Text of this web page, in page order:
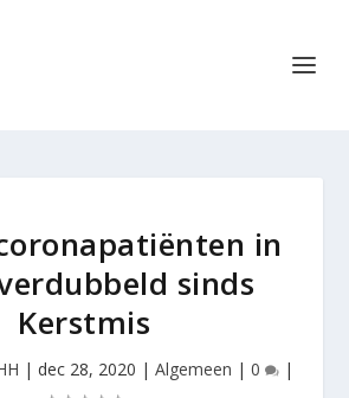
in
sinds
Kerstmis
| dec 28, 2020 | Algemeen | 0 |